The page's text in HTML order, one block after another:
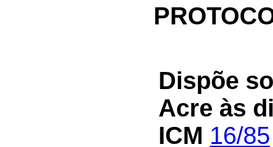
Dispõe
Acre às
ICM 16/85